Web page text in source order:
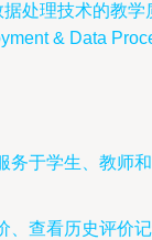
处理技术的教
& Data
于学生、教师和
查看历史评价记